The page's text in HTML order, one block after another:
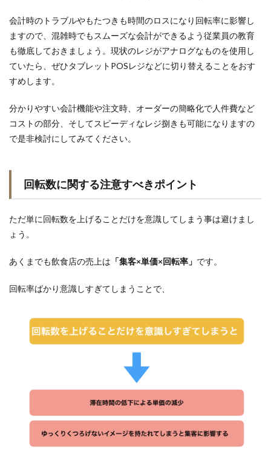
会計時のトラブルやもたつきも時間のロスになり回転率に影響し
ますので、混雑時でもスムーズな会計ができるよう従業員の教育
も徹底しておきましょう。現状のレジがアナログなものを使用し
ていたら、ぜひタブレットPOSレジなどに切り替えることをおす
すめします。
分かりやすい会計機能や注文時、オーダーの簡略化で人件費など
コストの部分、そしてスピーディなレジ捌きも可能になりますの
で是非検討にしてみてください。
回転数に関する注意すべきポイント
ただ単に回転数を上げることだけを意識してしまう事は避けまし
ょう。
あくまでも飲食店の売上は 「集客×単価×回転率」 です。
回転率ばかり意識しすぎてしまうことで、